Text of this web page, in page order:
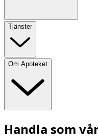
Tjänster
Om Apoteket
Handla som